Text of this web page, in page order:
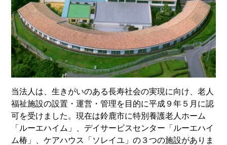
当法人は、生きがいのある長寿社会の実現に向け、老人
福祉施設の設置・運営・管理を目的に平成９年５月に認
可を受けました。現在は鈴鹿市に特別養護老人ホーム
「ルーエハイム」、デイサービスセンター「ルーエハイ
ム椿」、ケアハウス「ソレイユ」の３つの施設がありま